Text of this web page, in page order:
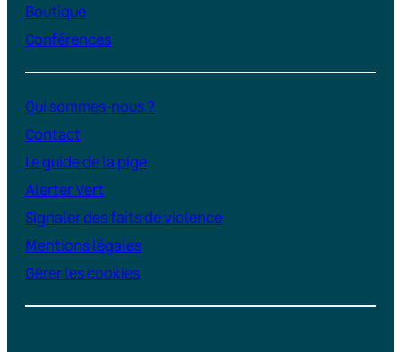
Boutique
Conférences
Qui sommes-nous ?
Contact
Le guide de la pige
Alerter Vert
Signaler des faits de violence
Mentions légales
Gérer les cookies